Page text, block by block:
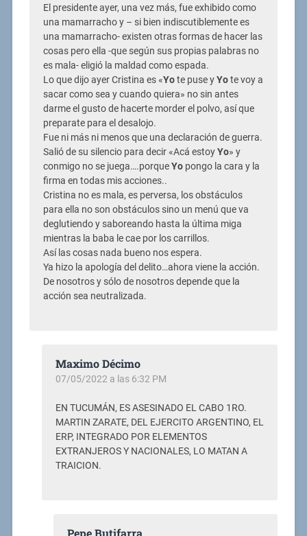
El presidente ayer, una vez más, fue exhibido como
una mamarracho y – si bien indiscutiblemente es
una mamarracho- existen otras formas de hacer las
cosas pero ella -que según sus propias palabras no
es mala- eligió la maldad como espada.
Lo que dijo ayer Cristina es «Yote puse yYote voy a
sacar como sea y cuando quiera» no sin antes
darme el gusto de hacerte morder el polvo, así que
preparate para el desalojo.
Fue ni más ni menos que una declaración de guerra.
Salió de su silencio para decir «Acá estoyYo» y
conmigo no se juega….porqueYo pongo la cara y la
firma en todas mis acciones..
Cristina no es mala, es perversa, los obstáculos
para ella no son obstáculos sino un menú que va
deglutiendo y saboreando hasta la última miga
mientras la baba le cae por los carrillos.
Así las cosas nada bueno nos espera.
Ya hizo la apología del delito…ahora viene la acción.
De nosotros y sólo de nosotros depende que la
acción sea neutralizada.
Maximo Décimo
07/05/2022 a las 6:32 PM
EN TUCUMÁN, ES ASESINADO EL CABO 1RO.
MARTIN ZARATE, DEL EJERCITO ARGENTINO, EL
ERP, INTEGRADO POR ELEMENTOS
EXTRANJEROS Y NACIONALES, LO MATAN A
TRAICION.
Pepe Butifarra